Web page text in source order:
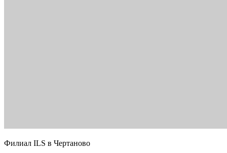
Филиал ILS в Чертаново